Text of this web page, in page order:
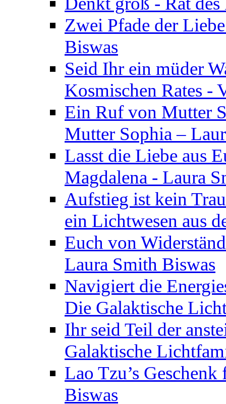
Zwei Pfade der
Biswas
Seid Ihr ein müder
Kosmischen Rates -
Ein Ruf von Mutter
Mutter Sophia –
Lasst die Liebe aus
Magdalena - Laura
Aufstieg ist kein
ein Lichtwesen aus
Euch von
Laura Smith Biswas
Navigiert die
Die Galaktische
Ihr seid Teil der
Galaktische
Lao Tzu’s
Biswas